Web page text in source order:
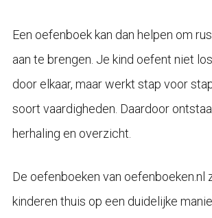
Een oefenboek kan dan helpen om
aan te brengen. Je kind oefent niet
door elkaar, maar werkt stap voor
soort vaardigheden. Daardoor
herhaling en overzicht.
De oefenboeken van oefenboeken.nl
kinderen thuis op een duidelijke